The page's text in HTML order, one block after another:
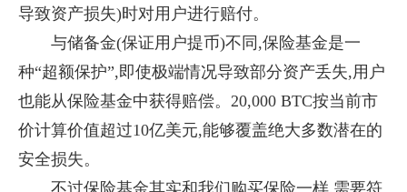
导致资产损失)时对用户进行赔付。
与储备金(保证用户提币)不同,保险基金是一
种“超额保护”,即使极端情况导致部分资产丢失,用户
也能从保险基金中获得赔偿。20,000 BTC按当前市
价计算价值超过10亿美元,能够覆盖绝大多数潜在的
安全损失。
不过保险基金其实和我们购买保险一样,需要符